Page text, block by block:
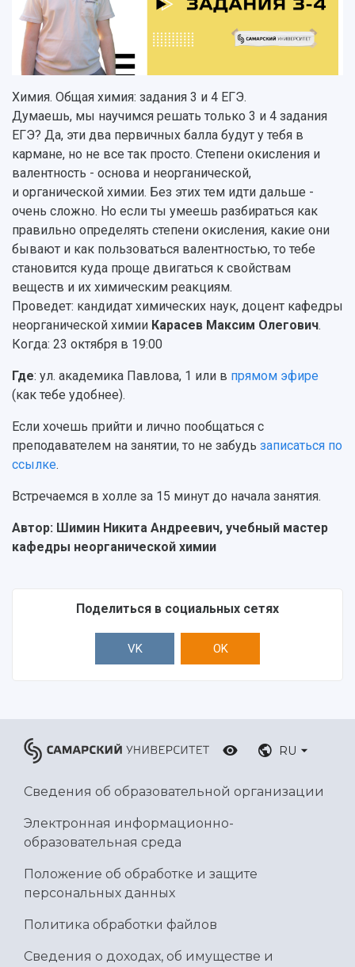
Структура университета
Институты и факультеты
Кафедры
Научные подразделения
Отделы и службы
Общественные организации
Институт искусственного интеллекта
Инжиниринговый центр
Аграрный карбоновый полигон
Архив
Фирменный стиль
Устойчивое развитие
Кампус
3D-тур по университету
Музеи
Учебный аэродром
Центр истории авиационных двигателей
Ботанический сад
Умный дом бабочек
Международный межвузовский кампус
Сведения об образовательной организации
Официальные документы
Просветительский проект "Одержимы
Стипендии
Тестирование иностранных граждан на
знание русского языка, истории России и
основ законодательства РФ
Платные образовательные услуги
Скидки на обучение
Подготовительные курсы
Библиотека
Видеолекции
Противодействие COVID-19
Структурная схема управления научно-
исследовательской деятельностью
Материальная база
Подразделения научного обслуживания
Организационные документы
Результаты научно-исследовательской
деятельности
Научно-технические разработки
Конкурсы научных проектов и грантов
Областной конкурс "Молодой учёный"
Отчеты о научно-исследовательской
деятельности
Журналы Самарского университета
Научные конференции
Патенты
Публикации и издания
Отчеты о проведенных конференциях
Химия. Общая химия: задания 3 и 4 ЕГЭ.
Думаешь, мы научимся решать только 3 и 4 задания
ЕГЭ? Да, эти два первичных балла будут у тебя в
кармане, но не все так просто. Степени окисления и
валентность - основа и неорганической,
и органической химии. Без этих тем идти дальше -
очень сложно. Но если ты умеешь разбираться как
правильно определять степени окисления, какие они
бывают и как пользоваться валентностью, то тебе
становится куда проще двигаться к свойствам
веществ и их химическим реакциям.
Проведет: кандидат химических наук, доцент кафедры
неорганической химии Карасев Максим Олегович.
Когда: 23 октября в 19:00
Где: ул. академика Павлова, 1 или в прямом эфире
(как тебе удобнее).
Если хочешь прийти и лично пообщаться с
преподавателем на занятии, то не забудь записаться по
ссылке.
Встречаемся в холле за 15 минут до начала занятия.
Автор: Шимин Никита Андреевич, учебный мастер
кафедры неорганической химии
Поделиться в социальных сетях
VK OK
RU
Сведения об образовательной организации
Электронная информационно-
образовательная среда
Положение об обработке и защите
персональных данных
Политика обработки файлов
Сведения о доходах, об имуществе и